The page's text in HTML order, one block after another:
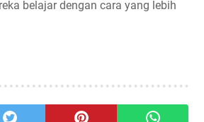
belajar dengan cara yang lebih